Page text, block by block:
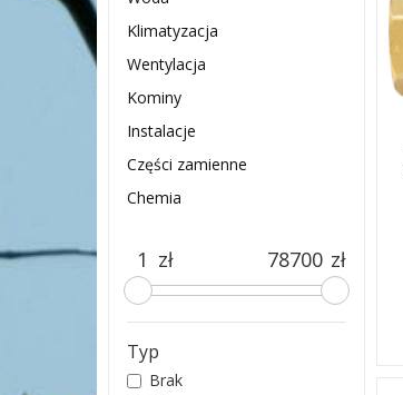
Klimatyzacja
Wentylacja
Kominy
Instalacje
Części zamienne
Chemia
zł zł
Typ
Brak